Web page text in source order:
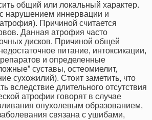
общий или локальный характер.
нарушением иннервации и
Причиной считается
Данная атрофия часто
дисков. Причиной общей
питание, интоксикации,
и определенные
суставы, остеомиелит,
сухожилий). Стоит заметить, что
вследствие длительного отсутствия
атрофии говорят в случае
опухолевым образованием,
связана с ушибами,